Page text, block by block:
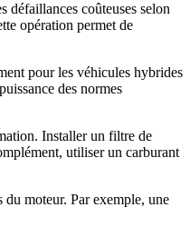
coûteuses selon
opération permet de
pour les véhicules hybrides
des normes
Installer un filtre de
utiliser un carburant
du moteur. Par exemple, une